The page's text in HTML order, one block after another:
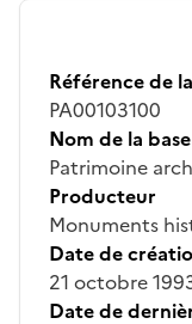
Référence de
PA00103100
Nom de la base
Patrimoine
Producteur
Monuments
Date de
21 octobre
Date de